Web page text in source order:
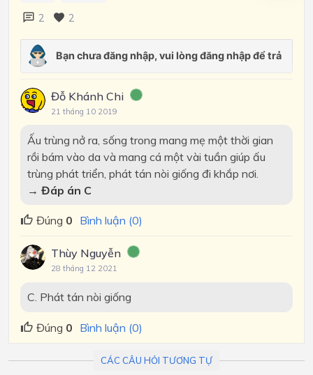
2 2
Đỗ Khánh Chi
21 tháng 10 2019
Ấu trùng nở ra, sống trong mang mẹ một thời gian
rồi bám vào da và mang cá một vài tuần giúp ấu
trùng phát triển, phát tán nòi giống đi khắp nơi.
→ Đáp án C
Đúng 0 Bình luận (0)
Thùy Nguyễn
28 tháng 12 2021
C. Phát tán nòi giống
Đúng 0 Bình luận (0)
CÁC CÂU HỎI TƯƠNG TỰ